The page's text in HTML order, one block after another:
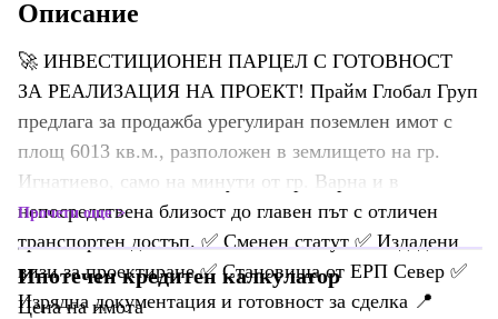
Описание
🚀 ИНВЕСТИЦИОНЕН ПАРЦЕЛ С ГОТОВНОСТ
ЗА РЕАЛИЗАЦИЯ НА ПРОЕКТ! Прайм Глобал Груп
предлага за продажба урегулиран поземлен имот с
площ 6013 кв.м., разположен в землището на гр.
Игнатиево, само на минути от гр. Варна и в
непосредствена близост до главен път с отличен
транспортен достъп. ✅ Сменен статут ✅ Издадени
визи за проектиране ✅ Становища от ЕРП Север ✅
Изрядна документация и готовност за сделка 📍
Прочети още
Ипотечен кредитен калкулатор
Цена на имота